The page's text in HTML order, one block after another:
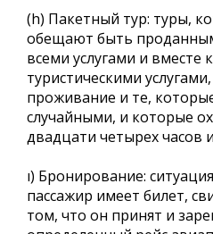
(h) Пакетный тур: туры,
обещают быть
всеми услугами и вместе
туристическими
проживание и те,
случайными, и которые
двадцати четырех часов
ı) Бронирование:
пассажир имеет билет,
том, что он принят и